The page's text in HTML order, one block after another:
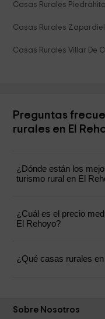
Casas Rurales Piedrahita
Casas Rurales Zapardiel
Casas Rurales Villar De
Preguntas
rurales en El
¿Dónde están los
turismo rural en El
¿Cuál es el precio
El Rehoyo?
¿Qué casas rurales
Sobre Nosotros